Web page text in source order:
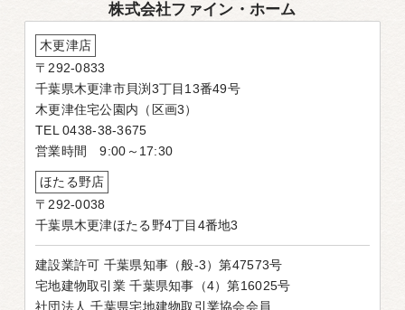
株式会社ファイン・ホーム
木更津店
〒292-0833
千葉県木更津市貝渕3丁目13番49号
木更津住宅公園内（区画3）
TEL 0438-38-3675
営業時間 9:00～17:30
ほたる野店
〒292-0038
千葉県木更津ほたる野4丁目4番地3
建設業許可 千葉県知事（般-3）第47573号
宅地建物取引業 千葉県知事（4）第16025号
社団法人 千葉県宅地建物取引業協会会員